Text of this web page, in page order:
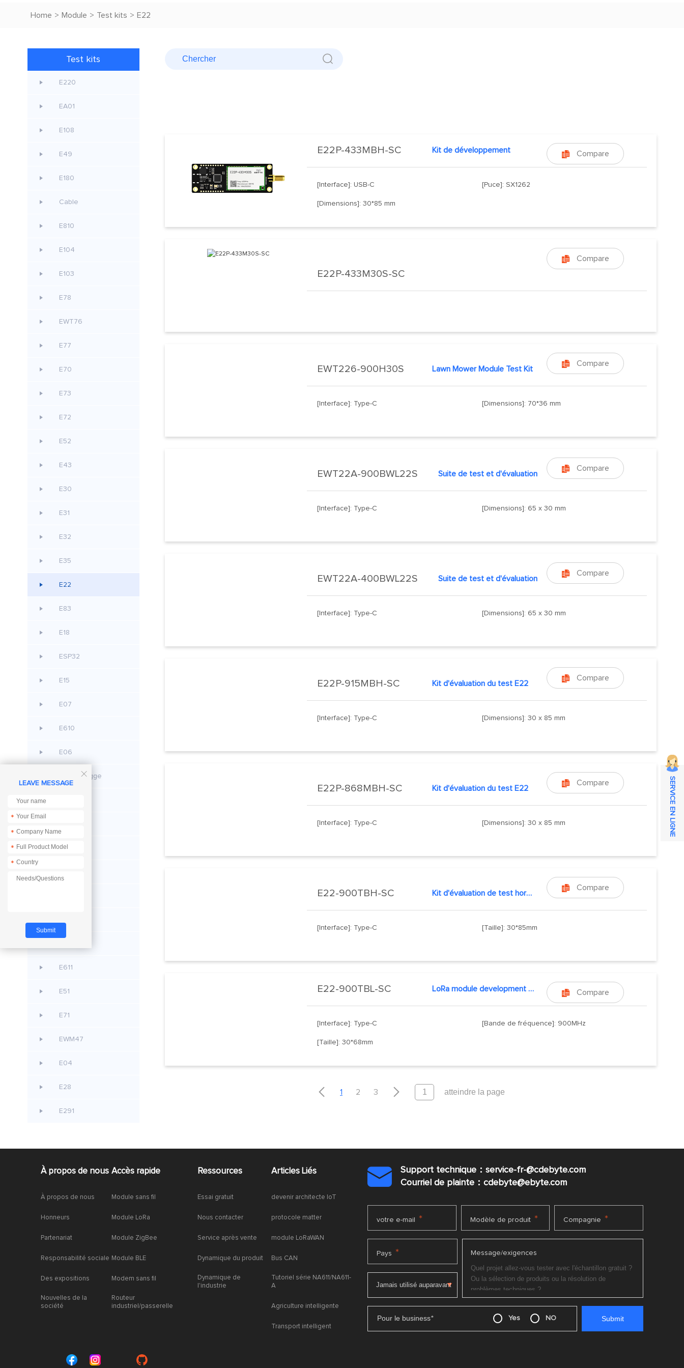
Home > Module > Test kits > E22
Test kits
E220
EA01
E108
E49
E180
Cable
E810
E104
E103
E78
EWT76
E77
E70
E73
E72
E52
E43
E30
E31
E32
E35
E22
E83
E18
ESP32
E15
E07
E610
E06
CC Debugge
E53
E611
E51
E71
EWM47
E04
E28
E291
 Compare
E22P-433MBH-SC Kit de développement
[Interface]: USB-C [Puce]: SX1262
[Dimensions]: 30*85 mm
 Compare
E22P-433M30S-SC
 Compare
EWT226-900H30S Lawn Mower Module Test Kit
[Interface]: Type-C [Dimensions]: 70*36 mm
 Compare
EWT22A-900BWL22S Suite de test et d'évaluation
[Interface]: Type-C [Dimensions]: 65 x 30 mm
 Compare
EWT22A-400BWL22S Suite de test et d'évaluation
[Interface]: Type-C [Dimensions]: 65 x 30 mm
 Compare
E22P-915MBH-SC Kit d'évaluation du test E22
[Interface]: Type-C [Dimensions]: 30 x 85 mm
 Compare
E22P-868MBH-SC Kit d'évaluation du test E22
[Interface]: Type-C [Dimensions]: 30 x 85 mm
 Compare
E22-900TBH-SC Kit d'évaluation de test hors ligne
[Interface]: Type-C [Taille]: 30*85mm
 Compare
E22-900TBL-SC LoRa module development board
[Interface]: Type-C [Bande de fréquence]: 900MHz
[Taille]: 30*68mm
 1 2 3 
À propos de nous
À propos de nous
Honneurs
Partenariat
Responsabilité sociale
Des expositions
Nouvelles de la
société
Accès rapide
Module sans fil
Module LoRa
Module ZigBee
Module BLE
Modem sans fil
Routeur
industriel/passerelle
Ressources
Essai gratuit
Nous contacter
Service après vente
Dynamique du produit
Dynamique de
l'industrie
Articles Liés
devenir architecte IoT
protocole matter
module LoRaWAN
Bus CAN
Tutoriel série NA611/NA611-
A
Agriculture intelligente
Transport intelligent

Support technique：service-fr-@cdebyte.com
Courriel de plainte：cdebyte@ebyte.com
votre e-mail * Modèle de produit * Compagnie *
Pays * Message/exigences
Pour le business* Yes NO

LEAVE MESSAGE
*
*
*
*
SERVICE EN LIGNE